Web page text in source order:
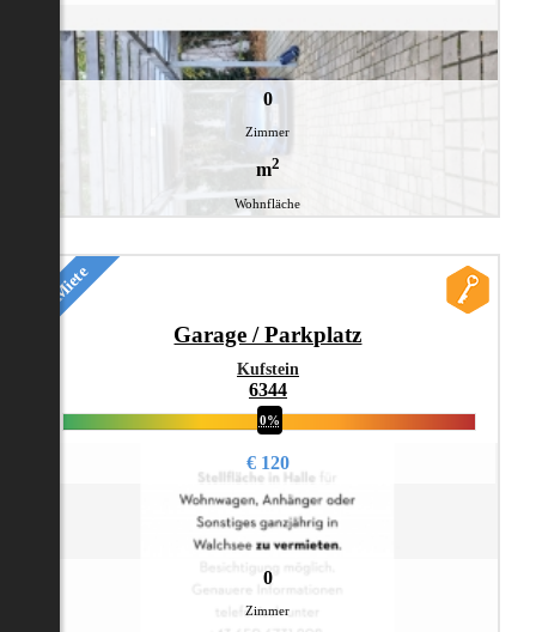
0
Zimmer
m2
Wohnfläche
Garage / Parkplatz
Kufstein
6344
0%
Miete
€ 120
0
Zimmer